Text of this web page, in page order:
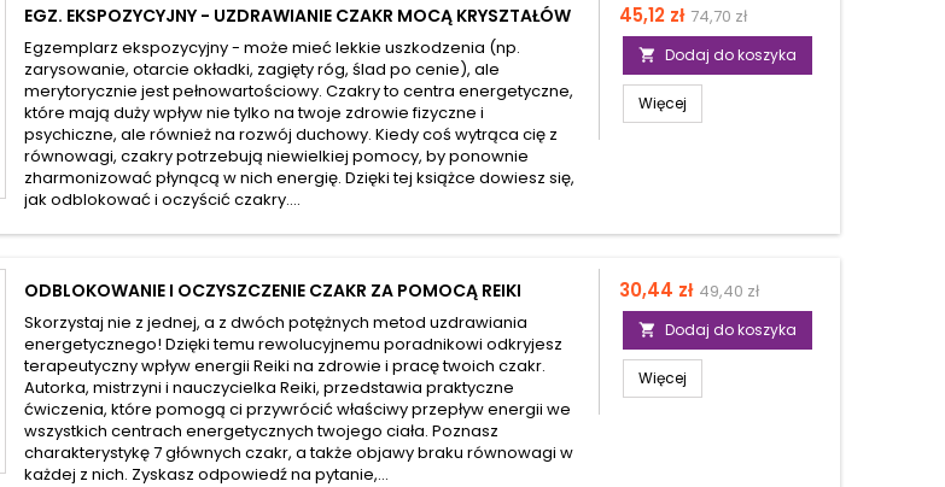
EGZ. EKSPOZYCYJNY - UZDRAWIANIE CZAKR MOCĄ KRYSZTAŁÓW
Egzemplarz ekspozycyjny - może mieć lekkie uszkodzenia (np.
zarysowanie, otarcie okładki, zagięty róg, ślad po cenie), ale
merytorycznie jest pełnowartościowy. Czakry to centra energetyczne,
które mają duży wpływ nie tylko na twoje zdrowie fizyczne i
psychiczne, ale również na rozwój duchowy. Kiedy coś wytrąca cię z
równowagi, czakry potrzebują niewielkiej pomocy, by ponownie
zharmonizować płynącą w nich energię. Dzięki tej książce dowiesz się,
jak odblokować i oczyścić czakry....
Cena
45,12 zł Cena
podstawowa
74,70 zł
 Dodaj do koszyka
Więcej
ODBLOKOWANIE I OCZYSZCZENIE CZAKR ZA POMOCĄ REIKI
Skorzystaj nie z jednej, a z dwóch potężnych metod uzdrawiania
energetycznego! Dzięki temu rewolucyjnemu poradnikowi odkryjesz
terapeutyczny wpływ energii Reiki na zdrowie i pracę twoich czakr.
Autorka, mistrzyni i nauczycielka Reiki, przedstawia praktyczne
ćwiczenia, które pomogą ci przywrócić właściwy przepływ energii we
wszystkich centrach energetycznych twojego ciała. Poznasz
charakterystykę 7 głównych czakr, a także objawy braku równowagi w
każdej z nich. Zyskasz odpowiedź na pytanie,...
Cena
30,44 zł Cena
podstawowa
49,40 zł
 Dodaj do koszyka
Więcej